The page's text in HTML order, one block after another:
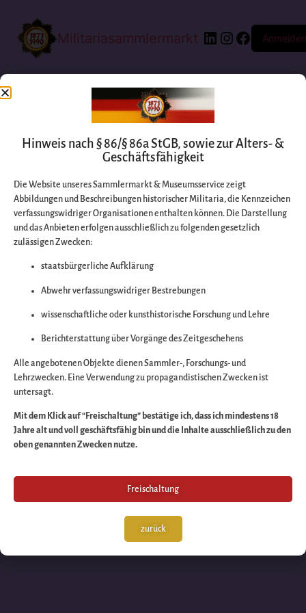
Militariasammlermarkt Anmelden
Entschuldigen Sie
bitte die
Wir arbeiten an
großartigen Sache
schauen Sie bald
wieder vorbei!
Hinweis nach § 86/§ 86a StGB, sowie zur Alters- &
Geschäftsfähigkeit
Die Website unseres Sammlermarkt & Museumsservice zeigt
Abbildungen und Beschreibungen historischer Militaria, die Kennzeichen
verfassungswidriger Organisationen enthalten können. Die Darstellung
und das Anbieten erfolgen ausschließlich zu folgenden gesetzlich
zulässigen Zwecken:
staatsbürgerliche Aufklärung
Abwehr verfassungswidriger Bestrebungen
wissenschaftliche oder kunsthistorische Forschung und Lehre
Berichterstattung über Vorgänge des Zeitgeschehens
Alle angebotenen Objekte dienen Sammler-, Forschungs- und
Lehrzwecken. Eine Verwendung zu propagandistischen Zwecken ist
untersagt.
Mit dem Klick auf “Freischaltung” bestätige ich, dass ich mindestens 18
Jahre alt und voll geschäftsfähig bin und die Inhalte ausschließlich zu den
oben genannten Zwecken nutze.
Freischaltung
zurück